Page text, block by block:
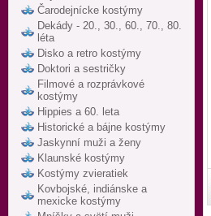
Čarodejnícke kostýmy
Dekády - 20., 30., 60., 70., 80.
léta
Disko a retro kostýmy
Doktori a sestričky
Filmové a rozprávkové
kostýmy
Hippies a 60. leta
Historické a bájne kostýmy
Jaskynní muži a ženy
Klaunské kostýmy
Kostýmy zvieratiek
Kovbojské, indiánske a
mexicke kostýmy